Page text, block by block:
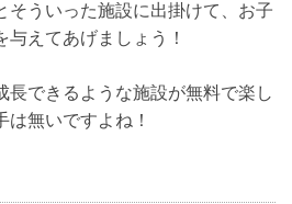
そういった施設に出掛けて、お子
与えてあげましょう！
長できるような施設が無料で楽し
無いですよね！